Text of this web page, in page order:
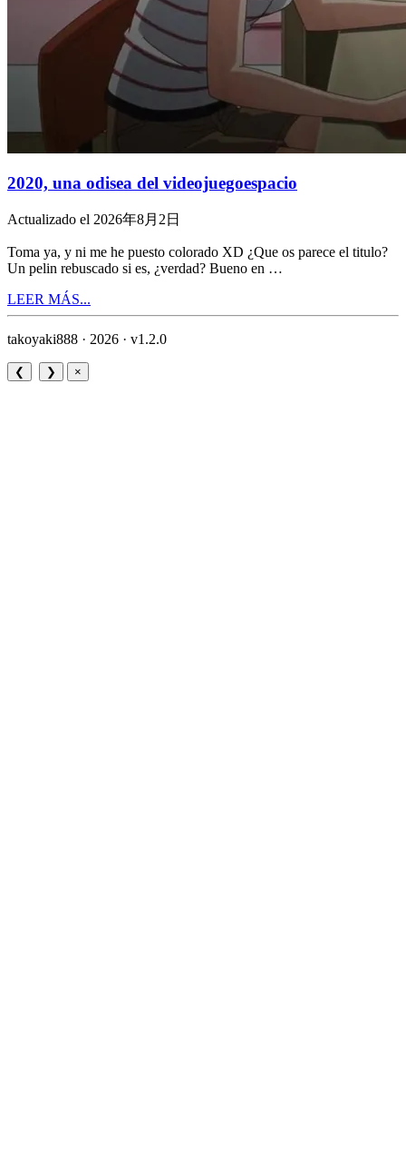
2020, una odisea del videojuegoespacio
Actualizado el 2026年8月2日
Toma ya, y ni me he puesto colorado XD ¿Que os parece el titulo?
Un pelin rebuscado si es, ¿verdad? Bueno en …
LEER MÁS...
takoyaki888 · 2026 · v1.2.0
❮ ❯ ×